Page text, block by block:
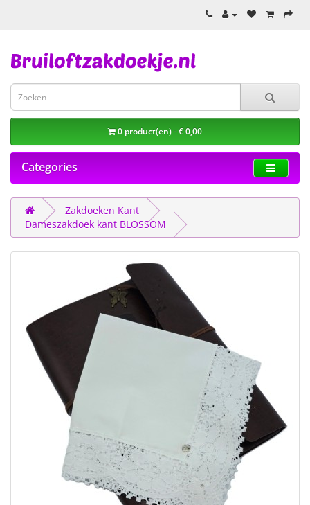
0 product(en) - € 0,00
Categories
Zakdoeken Kant
Dameszakdoek kant BLOSSOM